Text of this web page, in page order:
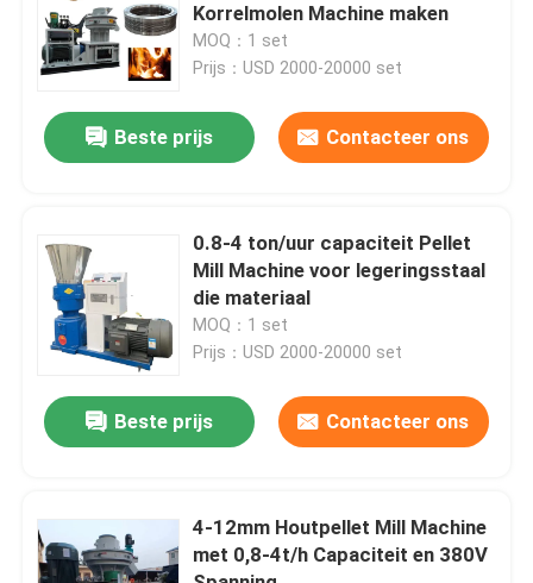
VR-show
Over ons
Kwaliteitscontrole
Contacteer ons
Vraag een offerte aan
Houtpelletfabriek
Korrelmolen Machine maken
MOQ：1 set
Prijs：USD 2000-20000 set
Beste prijs Contacteer ons
0.8-4 ton/uur capaciteit Pellet
Mill Machine voor legeringsstaal
die materiaal
MOQ：1 set
Prijs：USD 2000-20000 set
Beste prijs Contacteer ons
4-12mm Houtpellet Mill Machine
met 0,8-4t/h Capaciteit en 380V